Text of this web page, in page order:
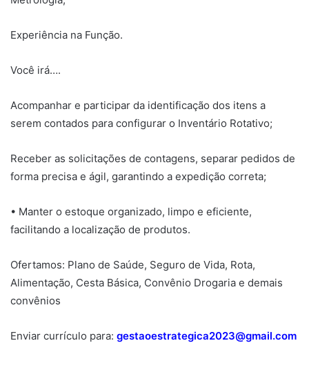
Experiência na Função.
Você irá….
Acompanhar e participar da identificação dos itens a
serem contados para configurar o Inventário Rotativo;
Receber as solicitações de contagens, separar pedidos de
forma precisa e ágil, garantindo a expedição correta;
• Manter o estoque organizado, limpo e eficiente,
facilitando a localização de produtos.
Ofertamos: Plano de Saúde, Seguro de Vida, Rota,
Alimentação, Cesta Básica, Convênio Drogaria e demais
convênios
Enviar currículo para: gestaoestrategica2023@gmail.com